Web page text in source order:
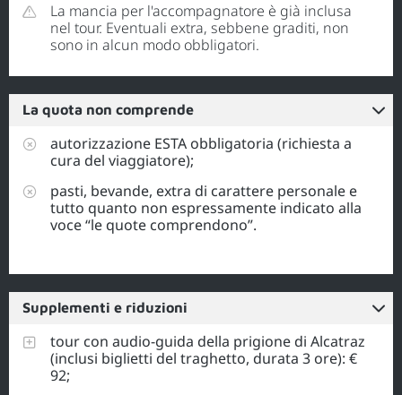
La mancia per l'accompagnatore è già inclusa
nel tour. Eventuali extra, sebbene graditi, non
sono in alcun modo obbligatori.
La quota non comprende
autorizzazione ESTA obbligatoria (richiesta a
cura del viaggiatore);
pasti, bevande, extra di carattere personale e
tutto quanto non espressamente indicato alla
voce “le quote comprendono”.
Supplementi e riduzioni
tour con audio-guida della prigione di Alcatraz
(inclusi biglietti del traghetto, durata 3 ore): €
92;